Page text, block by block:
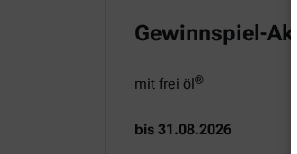
Gewinnspiel-
mit frei öl®
bis 31.08.2026